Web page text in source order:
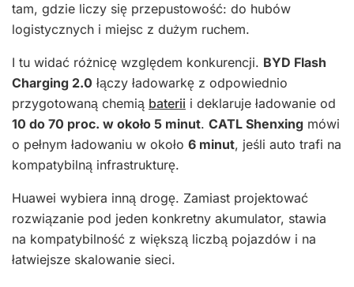
tam, gdzie liczy się przepustowość: do hubów
logistycznych i miejsc z dużym ruchem.
I tu widać różnicę względem konkurencji. BYD Flash
Charging 2.0 łączy ładowarkę z odpowiednio
przygotowaną chemią baterii i deklaruje ładowanie od
10 do 70 proc. w około 5 minut. CATL Shenxing mówi
o pełnym ładowaniu w około 6 minut, jeśli auto trafi na
kompatybilną infrastrukturę.
Huawei wybiera inną drogę. Zamiast projektować
rozwiązanie pod jeden konkretny akumulator, stawia
na kompatybilność z większą liczbą pojazdów i na
łatwiejsze skalowanie sieci.